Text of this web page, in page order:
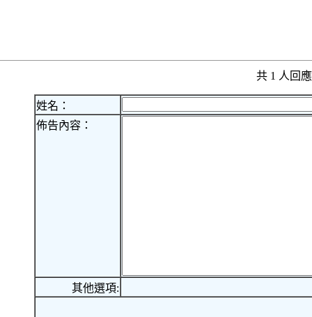
共 1 人回
姓名：
佈告內容：
其他選項: